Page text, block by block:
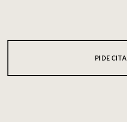
PIDE CITA